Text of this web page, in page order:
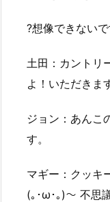
?想像できない
土田：カントリ
よ！いただきま
ジョン：あんこ
す。
マギー：クッキ
(｡･ω･｡)～ 不思